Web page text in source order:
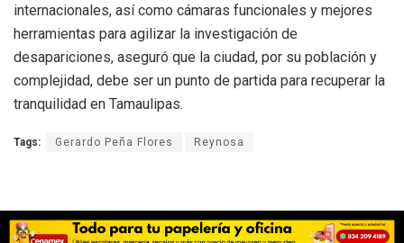
internacionales, así como cámaras funcionales y mejores
herramientas para agilizar la investigación de
desapariciones, aseguró que la ciudad, por su población y
complejidad, debe ser un punto de partida para recuperar la
tranquilidad en Tamaulipas.
Tags: Gerardo Peña Flores Reynosa